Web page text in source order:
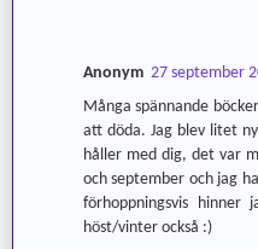
Anonym 27 september
Många spännande
att döda. Jag blev litet
håller med dig, det var
och september och jag
förhoppningsvis
höst/vinter också :)